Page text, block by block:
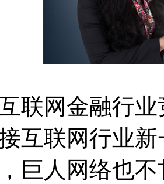
网金融行业
互联网行业
巨人网络也